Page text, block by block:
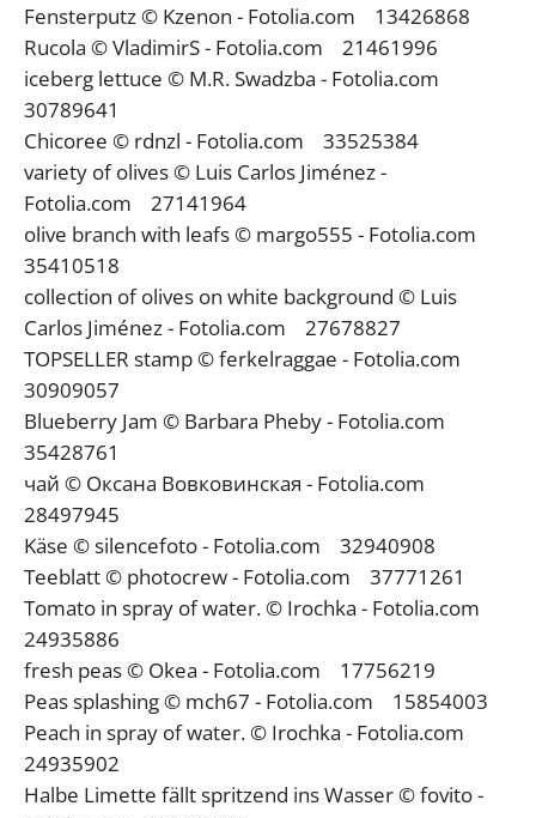
Fensterputz © Kzenon - Fotolia.com 13426868
Rucola © VladimirS - Fotolia.com 21461996
iceberg lettuce © M.R. Swadzba - Fotolia.com
30789641
Chicoree © rdnzl - Fotolia.com 33525384
variety of olives © Luis Carlos Jiménez -
Fotolia.com 27141964
olive branch with leafs © margo555 - Fotolia.com
35410518
collection of olives on white background © Luis
Carlos Jiménez - Fotolia.com 27678827
TOPSELLER stamp © ferkelraggae - Fotolia.com
30909057
Blueberry Jam © Barbara Pheby - Fotolia.com
35428761
чай © Оксана Вовковинская - Fotolia.com
28497945
Käse © silencefoto - Fotolia.com 32940908
Teeblatt © photocrew - Fotolia.com 37771261
Tomato in spray of water. © Irochka - Fotolia.com
24935886
fresh peas © Okea - Fotolia.com 17756219
Peas splashing © mch67 - Fotolia.com 15854003
Peach in spray of water. © Irochka - Fotolia.com
24935902
Halbe Limette fällt spritzend ins Wasser © fovito -